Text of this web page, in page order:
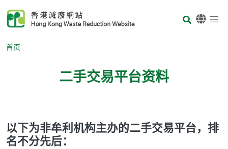
Body
首页
二手交易平台资料
以下为非牟利机构主办的二手交易平台，排
名不分先后：